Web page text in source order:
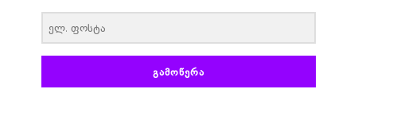
ᲒᲐᲛᲝᲬᲔᲠᲐ